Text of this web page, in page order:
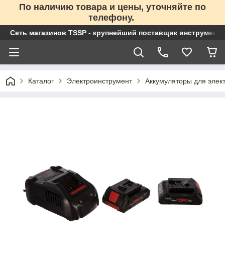
По наличию товара и цены, уточняйте по
телефону.
Сеть магазинов TSSP - крупнейший поставщик
Каталог Электроинструмент Аккумуляторы для